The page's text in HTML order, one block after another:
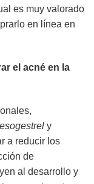
es muy valorado
en línea en
el acné en la
y
a reducir los
de
al desarrollo y